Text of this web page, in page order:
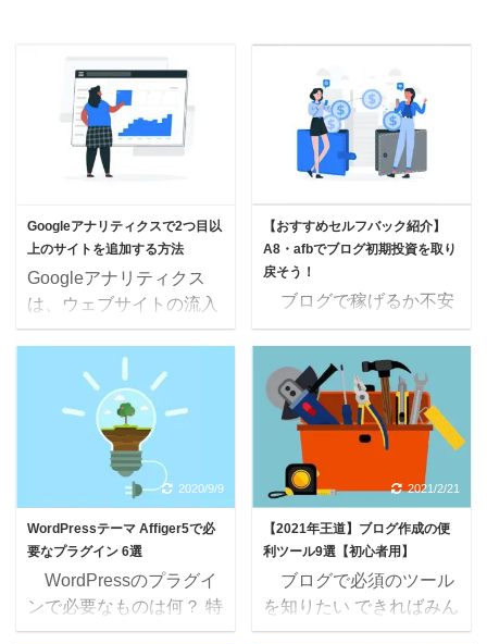
Googleアナリティクスで2つ目以
上のサイトを追加する方法
Googleアナリティクス
は、ウェブサイトの流入
解析ができるツールで
す。 サイトを追加して
運用する場合は、新たに
IDを作るのではなく、2
つ目のサイトを追加して
下さい。 操作は、3分ほ
どで終わります。 ⇨
Googleアナリティクスの
ホーム画面より、『管
⇨ 画面中央の『＋ プロ
パティを作成』をクリッ
【おすすめセルフバック紹介】
A8・afbでブログ初期投資を取り
戻そう！
ブログで稼げるか不安
だな・・ ブログの初期投
な・・ ブログで稼ぐた
めには、以下のツールに
初期投資が必要ですが、
セルフバックですぐに取
り戻すことができます。
○有料テーマ
『Affinger』 ⇨14,800円 ○
順位解析ツール
『Ranktracker』 ⇨約
16,000円 特にこの2つ
2020/9/9
WordPressテーマ Affiger5で必
要なプラグイン 6選
WordPressのプラグイ
ンで必要なものは何？ 特
にAffinger5で必要なプラ
2021/2/21
【2021年王道】ブログ作成の便
利ツール9選【初心者用】
ブログで必須のツール
を知りたい できればみん
なが使っている最低限の